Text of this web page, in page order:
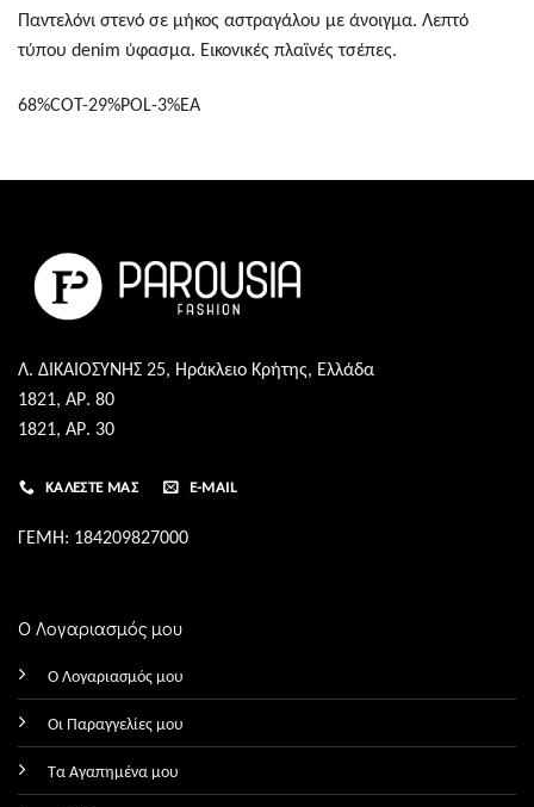
Παντελόνι στενό σε μήκος αστραγάλου με άνοιγμα. Λεπτό
τύπου denim ύφασμα. Εικονικές πλαϊνές τσέπες.
68%COT-29%POL-3%EA
Λ. ΔΙΚΑΙΟΣΥΝΗΣ 25, Ηράκλειο Κρήτης, Ελλάδα
1821, ΑΡ. 80
1821, ΑΡ. 30
ΚΑΛΈΣΤΕ ΜΑΣ E-MAIL
ΓΕΜΗ: 184209827000
Ο Λογαριασμός μου
Ο Λογαριασμός μου
Οι Παραγγελίες μου
Τα Αγαπημένα μου